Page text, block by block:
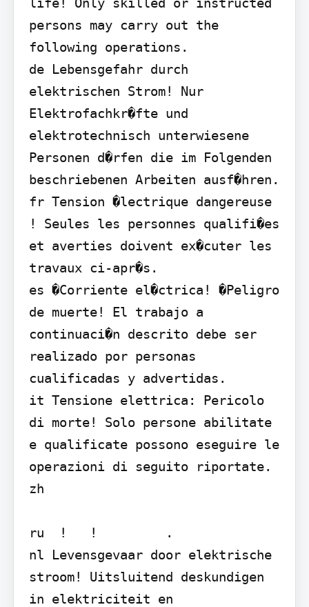
persons may carry out the
following operations.
de Lebensgefahr durch
elektrischen Strom! Nur
Elektrofachkr�fte und
elektrotechnisch unterwiesene
Personen d�rfen die im Folgenden
beschriebenen Arbeiten ausf�hren.
fr Tension �lectrique dangereuse
! Seules les personnes qualifi�es
et averties doivent ex�cuter les
travaux ci-apr�s.
es �Corriente el�ctrica! �Peligro
de muerte! El trabajo a
continuaci�n descrito debe ser
realizado por personas
cualificadas y advertidas.
it Tensione elettrica: Pericolo
di morte! Solo persone abilitate
e qualificate possono eseguire le
operazioni di seguito riportate.
zh
ru  !   !         .
nl Levensgevaar door elektrische
stroom! Uitsluitend deskundigen
in elektriciteit en